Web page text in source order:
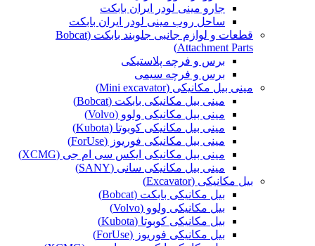
جارو مینی لودر ایران بابکت
ساحل روب مینی لودر ایران بابکت
قطعات و لوازم جانبی جلوبند بابکت (Bobcat
Attachment Parts)
برس و فرچه پلاستیکی
برس و فرچه سیمی
مینی بیل مکانیکی (Mini excavator)
مینی بیل مکانیکی بابکت (Bobcat)
مینی بیل مکانیکی ولوو (Volvo)
مینی بیل مکانیکی کوبوتا (Kubota)
مینی بیل مکانیکی فوریوز (ForUse)
مینی بیل مکانیکی ایکس سی ام جی (XCMG)
مینی بیل مکانیکی سانی (SANY)
بیل مکانیکی (Excavator)
بیل مکانیکی بابکت (Bobcat)
بیل مکانیکی ولوو (Volvo)
بیل مکانیکی کوبوتا (Kubota)
بیل مکانیکی فوریوز (ForUse)